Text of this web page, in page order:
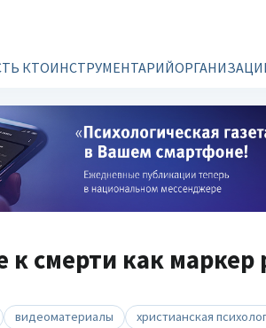
КТОИНСТРУМЕНТАРИЙ
смерти как маркер
видеоматериалы
христианская